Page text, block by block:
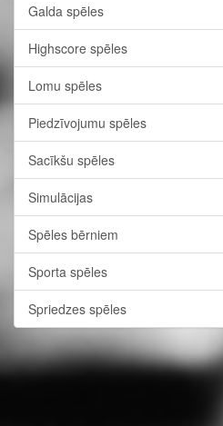
Galda spēles
Highscore spēles
Lomu spēles
Piedzīvojumu spēles
Sacīkšu spēles
Simulācijas
Spēles bērniem
Sporta spēles
Spriedzes spēles